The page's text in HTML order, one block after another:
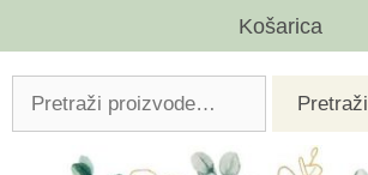
Košarica
Pretraži